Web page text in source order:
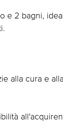
e 2 bagni,
alla cura e